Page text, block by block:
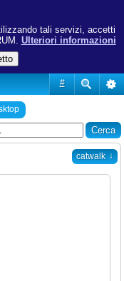
tali servizi, accetti
Ulteriori informazioni
#
catwalk ↓